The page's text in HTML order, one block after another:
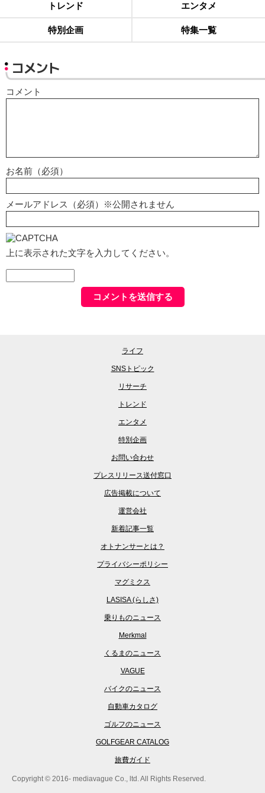
トレンド エンタメ
特別企画 特集一覧
コメント
コメント
お名前（必須）
メールアドレス（必須）※公開されません
上に表示された文字を入力してください。
ライフ
SNSトピック
リサーチ
トレンド
エンタメ
特別企画
お問い合わせ
プレスリリース送付窓口
広告掲載について
運営会社
新着記事一覧
オトナンサーとは？
プライバシーポリシー
マグミクス
LASISA (らしさ)
乗りものニュース
Merkmal
くるまのニュース
VAGUE
バイクのニュース
自動車カタログ
ゴルフのニュース
GOLFGEAR CATALOG
旅費ガイド
Copyright © 2016- mediavague Co., ltd. All Rights Reserved.